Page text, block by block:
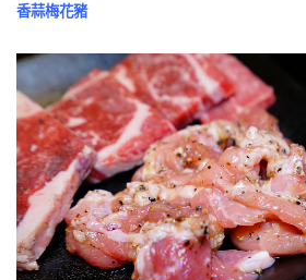
香蒜梅花豬